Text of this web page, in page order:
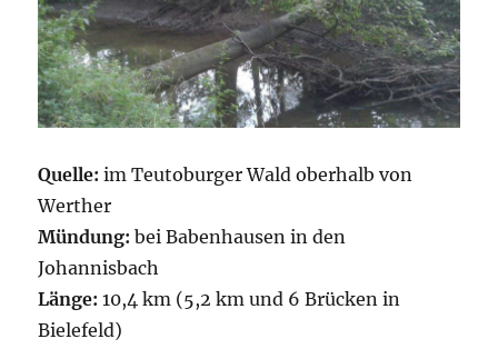
Quelle: im Teutoburger Wald oberhalb von
Werther
Mündung: bei Babenhausen in den
Johannisbach
Länge: 10,4 km (5,2 km und 6 Brücken in
Bielefeld)